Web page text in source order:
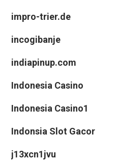
impro-trier.de
incogibanje
indiapinup.com
Indonesia Casino
Indonesia Casino1
Indonsia Slot Gacor
j13xcn1jvu